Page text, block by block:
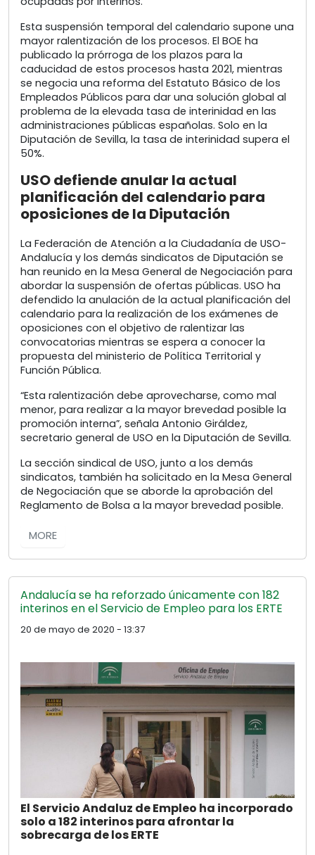
Esta suspensión temporal del calendario supone una
mayor ralentización de los procesos. El BOE ha
publicado la prórroga de los plazos para la
caducidad de estos procesos hasta 2021, mientras
se negocia una reforma del Estatuto Básico de los
Empleados Públicos para dar una solución global al
problema de la elevada tasa de interinidad en las
administraciones públicas españolas. Solo en la
Diputación de Sevilla, la tasa de interinidad supera el
50%.
USO defiende anular la actual
planificación del calendario para
oposiciones de la Diputación
La Federación de Atención a la Ciudadanía de USO-
Andalucía y los demás sindicatos de Diputación se
han reunido en la Mesa General de Negociación para
abordar la suspensión de ofertas públicas. USO ha
defendido la anulación de la actual planificación del
calendario para la realización de los exámenes de
oposiciones con el objetivo de ralentizar las
convocatorias mientras se espera a conocer la
propuesta del ministerio de Política Territorial y
Función Pública.
“Esta ralentización debe aprovecharse, como mal
menor, para realizar a la mayor brevedad posible la
promoción interna”, señala Antonio Giráldez,
secretario general de USO en la Diputación de Sevilla.
La sección sindical de USO, junto a los demás
sindicatos, también ha solicitado en la Mesa General
de Negociación que se aborde la aprobación del
Reglamento de Bolsa a la mayor brevedad posible.
MORE
Andalucía se ha reforzado únicamente con 182
interinos en el Servicio de Empleo para los ERTE
20 de mayo de 2020 - 13:37
El Servicio Andaluz de Empleo ha incorporado
solo a 182 interinos para afrontar la
sobrecarga de los ERTE